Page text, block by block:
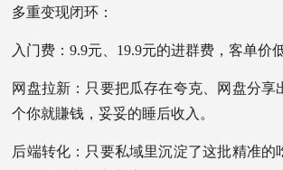
多重变现闭环：
入门费：9.9元、19.9元的进群费，客单价
网盘拉新：只要把瓜存在夸克、网盘分享
个你就賺钱，妥妥的睡后收入。
后端转化：只要私域里沉淀了这批精准的